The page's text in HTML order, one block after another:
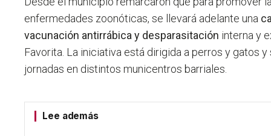
enfermedades zoonóticas, se llevará adelante una
vacunación antirrábica y desparasitación interna y
Favorita. La iniciativa está dirigida a perros y gatos
jornadas en distintos municentros barriales.
Lee además